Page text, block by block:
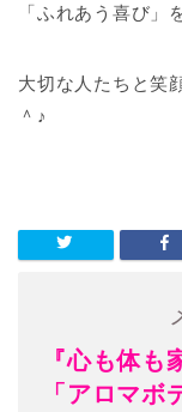
「ふれあう喜び」
大切な人たちと笑
＾♪
『心も体も
「アロマ